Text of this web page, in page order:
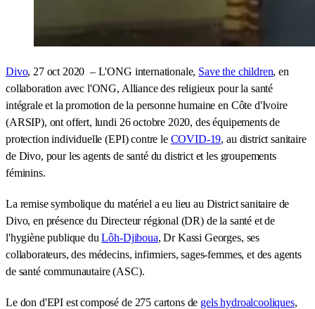
Divo, 27 oct 2020 – L'ONG internationale, Save the children, en
collaboration avec l'ONG, Alliance des religieux pour la santé
intégrale et la promotion de la personne humaine en Côte d'Ivoire
(ARSIP), ont offert, lundi 26 octobre 2020, des équipements de
protection individuelle (EPI) contre le COVID-19, au district sanitaire
de Divo, pour les agents de santé du district et les groupements
féminins.
La remise symbolique du matériel a eu lieu au District sanitaire de
Divo, en présence du Directeur régional (DR) de la santé et de
l'hygiène publique duLôh-Djiboua, Dr Kassi Georges, ses
collaborateurs, des médecins, infirmiers, sages-femmes, et des agents
de santé communautaire (ASC).
Le don d'EPI est composé de 275 cartons de gels hydroalcooliques,